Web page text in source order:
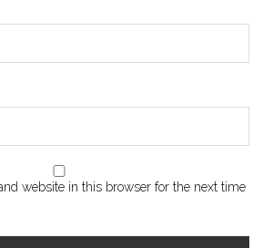
website in this browser for the next time